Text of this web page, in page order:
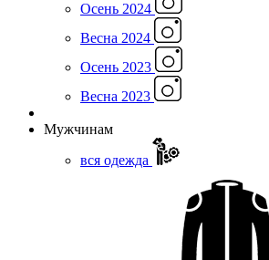
Осень 2024
Весна 2024
Осень 2023
Весна 2023
Мужчинам
вся одежда